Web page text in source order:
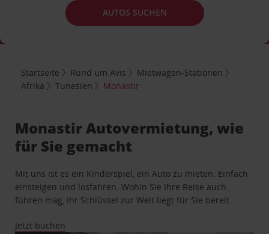
AUTOS SUCHEN
Startseite Rund um Avis
Mietwagen-Stationen
Afrika
Tunesien Monastir
Monastir Autovermietung, wie
für Sie gemacht
Mit uns ist es ein Kinderspiel, ein Auto zu mieten. Einfach
einsteigen und losfahren. Wohin Sie Ihre Reise auch
führen mag, Ihr Schlüssel zur Welt liegt für Sie bereit.
Jetzt buchen